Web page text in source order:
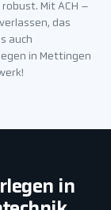
Mit ACH –
das
auch
in Mettingen
in